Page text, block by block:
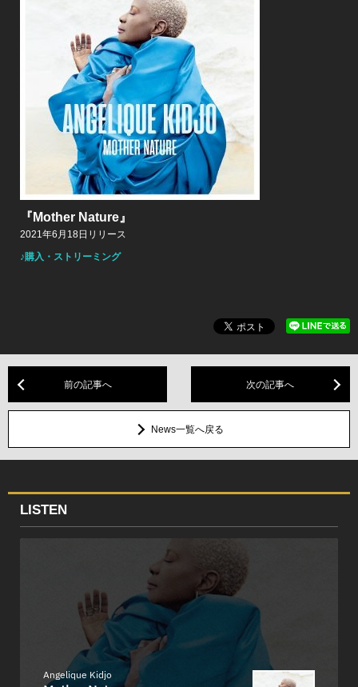
『Mother Nature』
2021年6月18日リリース
♪購入・ストリーミング
前の記事へ 次の記事へ
News一覧へ戻る
LISTEN